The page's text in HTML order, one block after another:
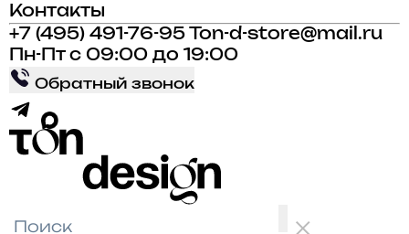
Контакты
+7 (495) 491-76-95
Ton-d-store@mail.ru
Пн-Пт с 09:00 до 19:00
Обратный звонок